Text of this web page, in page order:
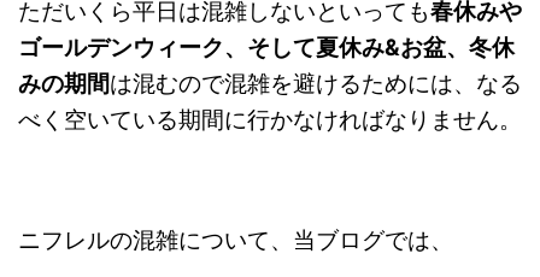
ただいくら平日は混雑しないといっても春休みや
ゴールデンウィーク、そして夏休み&お盆、冬休
みの期間は混むので混雑を避けるためには、なる
べく空いている期間に行かなければなりません。
ニフレルの混雑について、当ブログでは、